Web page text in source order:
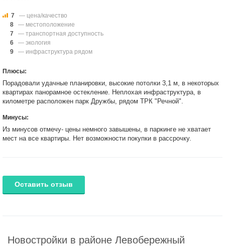
7
— цена/качество
8
— местоположение
7
— транспортная доступность
6
— экология
9
— инфраструктура рядом
Плюсы:
Порадовали удачные планировки, высокие потолки 3,1 м, в некоторых
квартирах панорамное остекление. Неплохая инфраструктура, в
километре расположен парк Дружбы, рядом ТРК "Речной".
Минусы:
Из минусов отмечу- цены немного завышены, в паркинге не хватает
мест на все квартиры. Нет возможности покупки в рассрочку.
Оставить отзыв
Новостройки в районе Левобережный